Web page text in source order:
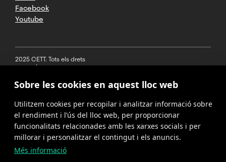
Facebook
Youtube
2025 CETT. Tots els drets
reservats
Avís legal
Política de
privacitat
Cookies
Política del
Sobre les cookies en aquest lloc web
Utilitzem cookies per recopilar i analitzar informació sobre
el rendiment i l’ús del lloc web, per proporcionar
funcionalitats relacionades amb les xarxes socials i per
millorar i personalitzar el contingut i els anuncis.
Més informació